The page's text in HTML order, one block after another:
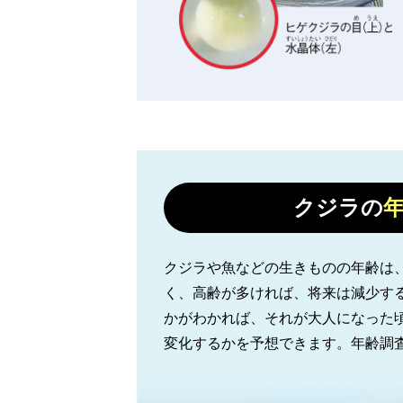
クジラの
クジラや魚などの生きものの年齢は
く、高齢が多ければ、将来は減少
かがわかれば、それが大人になった
変化するかを予想できます。年齢調